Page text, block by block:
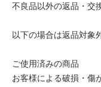
不良品以外の返品・交
以下の場合は返品対象
ご使用済みの商品
お客様による破損・傷